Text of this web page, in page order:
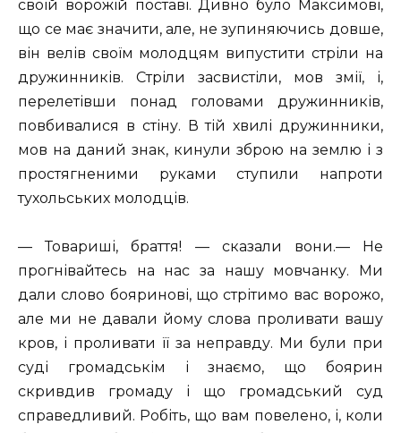
своїй ворожій поставі. Дивно було Максимові,
що се має значити, але, не зупиняючись довше,
він велів своїм молодцям випустити стріли на
дружинників. Стріли засвистіли, мов змії, і,
перелетівши понад головами дружинників,
повбивалися в стіну. В тій хвилі дружинники,
мов на даний знак, кинули зброю на землю і з
простягненими руками ступили напроти
тухольських молодців.
— Товариші, браття! — сказали вони.— Не
прогнівайтесь на нас за нашу мовчанку. Ми
дали слово бояринові, що стрітимо вас ворожо,
але ми не давали йому слова проливати вашу
кров, і проливати її за неправду. Ми були при
суді громадськім і знаємо, що боярин
скривдив громаду і що громадський суд
справедливий. Робіть, що вам повелено, і, коли